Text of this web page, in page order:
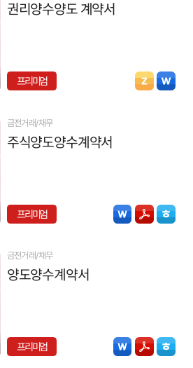
권리양수양도 계약서
프리미엄
금전거래/채무
주식양도양수계약서
프리미엄
금전거래/채무
양도양수계약서
프리미엄